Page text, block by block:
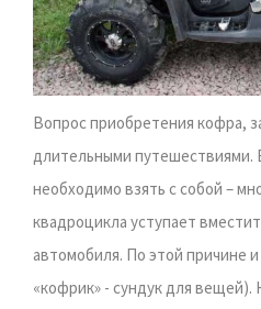
Вопрос приобретения кофра,
длительными
необходимо взять с собой –
квадроцикла уступает
автомобиля. По этой причине
«кофрик» - сундук для